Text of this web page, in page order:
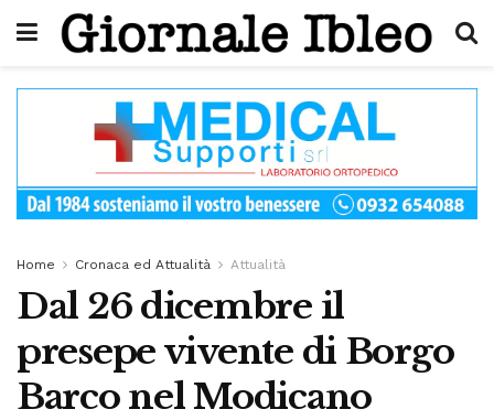
Home Cronaca ed Attualità Attualità
Dal 26 dicembre il
presepe vivente di Borgo
Barco nel Modicano